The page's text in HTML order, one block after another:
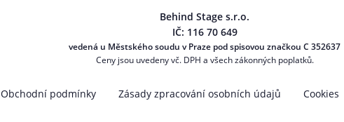
Behind Stage s.r.o.
IČ: 116 70 649
vedená u Městského soudu v Praze pod spisovou značkou C 352637
Ceny jsou uvedeny vč. DPH a všech zákonných poplatků.
Obchodní podmínky Zásady zpracování osobních údajů Cookies